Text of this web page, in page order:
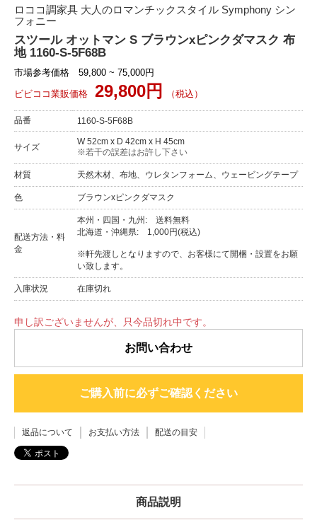
ロココ調家具 大人のロマンチックスタイル Symphony シン
フォニー
スツール オットマン S ブラウンxピンクダマスク 布
地 1160-S-5F68B
市場参考価格 59,800 ~ 75,000円
ビビココ業販価格
29,800円 （税込）
品番 1160-S-5F68B
サイズ
W 52cm x D 42cm x H 45cm
※若干の誤差はお許し下さい
材質 天然木材、布地、ウレタンフォーム、ウェービングテープ
色 ブラウンxピンクダマスク
配送方法・料
金
本州・四国・九州: 送料無料
北海道・沖縄県: 1,000円(税込)
※軒先渡しとなりますので、お客様にて開梱・設置をお願
い致します。
入庫状況 在庫切れ
申し訳ございませんが、只今品切れ中です。
お問い合わせ
ご購入前に必ずご確認ください
返品について お支払い方法 配送の目安
商品説明